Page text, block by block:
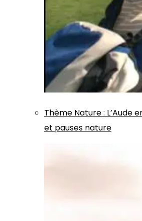
Thème Nature: L’Aude
et pauses nature